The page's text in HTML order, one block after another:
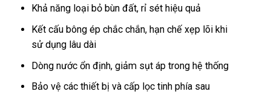
Khả năng loại bỏ bùn đất, rỉ sét hiệu quả
Kết cấu bông ép chắc chắn, hạn chế xẹp lõi khi
sử dụng lâu dài
Dòng nước ổn định, giảm sụt áp trong hệ thống
Bảo vệ các thiết bị và cấp lọc tinh phía sau